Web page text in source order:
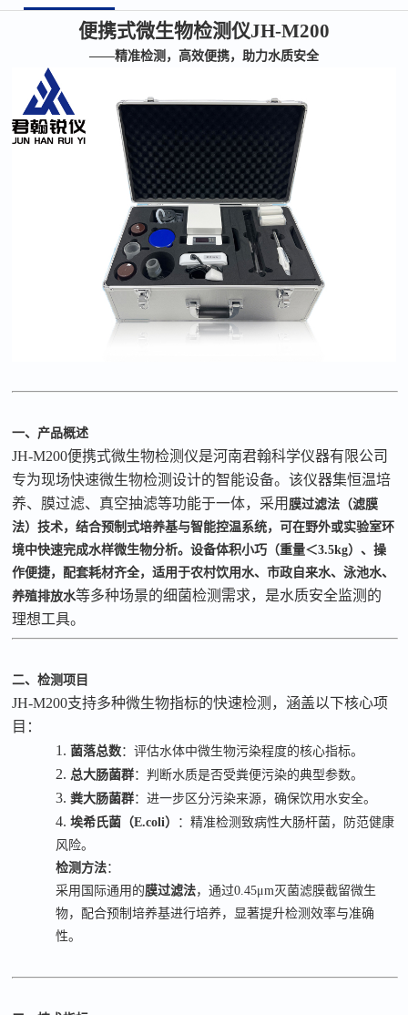
便携式微生物检测仪JH-M200
——精准检测，高效便携，助力水质安全
一、产品概述
JH-M200便携式微生物检测仪是河南君翰科学仪器有限公司
专为现场快速微生物检测设计的智能设备。该仪器集恒温培
养、膜过滤、真空抽滤等功能于一体，采用 膜过滤法（滤膜
法）技术，结合预制式培养基与智能控温系统，可在野外或实验室环
境中快速完成水样微生物分析。设备体积小巧（重量＜3.5kg）、操
作便捷，配套耗材齐全，适用于农村饮用水、市政自来水、泳池水、
养殖排放水等多种场景的细菌检测需求，是水质安全监测的
理想工具。
二、检测项目
JH-M200支持多种微生物指标的快速检测，涵盖以下核心项
目：
1.菌落总数：评估水体中微生物污染程度的核心指标。
2. 总大肠菌群：判断水质是否受粪便污染的典型参数。
3.粪大肠菌群：进一步区分污染来源，确保饮用水安全。
4.埃希氏菌（E.coli）
：精准检测致病性大肠杆菌，防范健康
风险。
检测方法：
采用国际通用的膜过滤法，通过0.45μm灭菌滤膜截留微生
物，配合预制培养基进行培养，显著提升检测效率与准确
性。